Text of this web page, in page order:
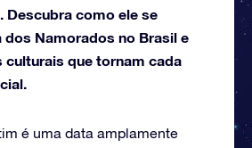
Descubra como ele se
dos Namorados no Brasil e
culturais que tornam cada
é uma data amplamente